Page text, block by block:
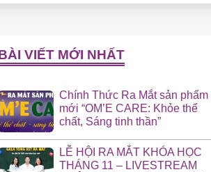
VIẾT MỚI NHẤT
Chính Thức Ra Mắt sản phẩm
mới “OM’E CARE: Khỏe thể
chất, Sáng tinh thần”
LỄ HỘI RA MẮT KHÓA HỌC
THÁNG 11 – LIVESTREAM